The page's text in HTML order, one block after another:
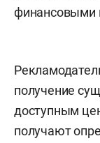
финансовыми
получение
доступным
получают